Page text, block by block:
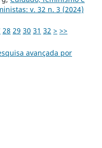
v. 32 n. 3 (2024)
28 29 30 31 32 > >>
avançada por